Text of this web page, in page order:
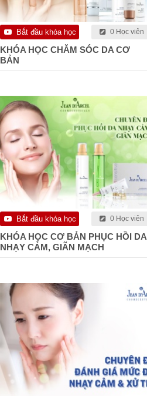
Bắt đầu khóa học 0 Học viên
KHÓA HỌC CHĂM SÓC DA CƠ
BẢN
Bắt đầu khóa học 0 Học viên
KHÓA HỌC CƠ BẢN PHỤC HỒI DA
NHẠY CẢM, GIÃN MẠCH